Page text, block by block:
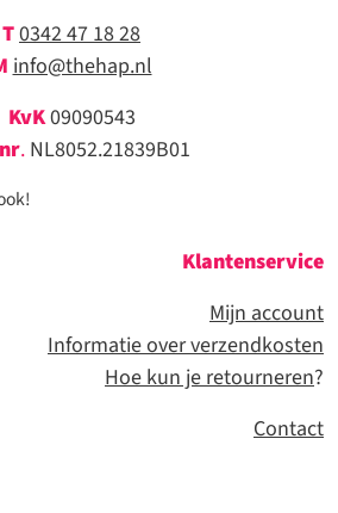
T0342 47 18 28
info@thehap.nl
KvK09090543
. NL8052.21839B01
Klantenservice
Mijn account
Informatie over verzendkosten
Hoe kun je retourneren?
Contact